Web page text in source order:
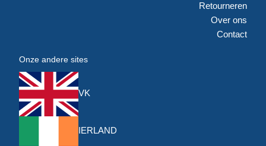
Retourneren
Over ons
Contact
Onze andere sites
VK
IERLAND